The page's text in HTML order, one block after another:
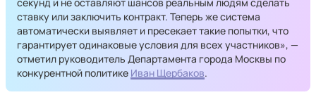
ставку или заключить контракт. Теперь же система
автоматически выявляет и пресекает такие попытки, что
гарантирует одинаковые условия для всех участников», —
отметил руководитель Департамента города Москвы по
конкурентной политике Иван Щербаков.